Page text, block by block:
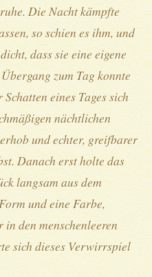
Die Nacht kämpfte
so schien es ihm, und
dass sie eine eigene
zum Tag konnte
eines Tages sich
nächtlichen
und echter, greifbarer
Danach erst holte das
langsam aus dem
und eine Farbe,
den menschenleeren
sich dieses Verwirrspiel